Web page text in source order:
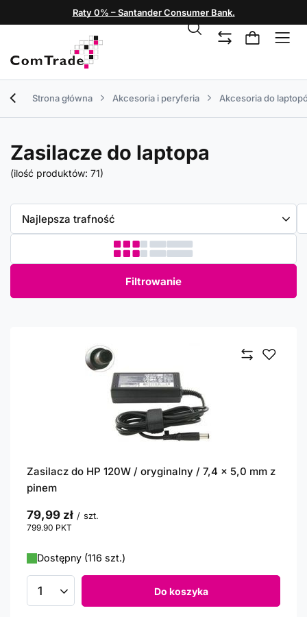
Raty 0% – Santander Consumer Bank.
Strona główna Akcesoria i peryferia Akcesoria do
Zasilacze do laptopa
(ilość produktów: 71)
Zmień sortowanie
Najlepsza trafność
Filtrowanie
Zasilacz do HP 120W / oryginalny / 7,4 x 5,0 mm z
pinem
79,99 zł / szt.
799.90 PKT
Dostępny (116 szt.)
Ilość produktów Do koszyka